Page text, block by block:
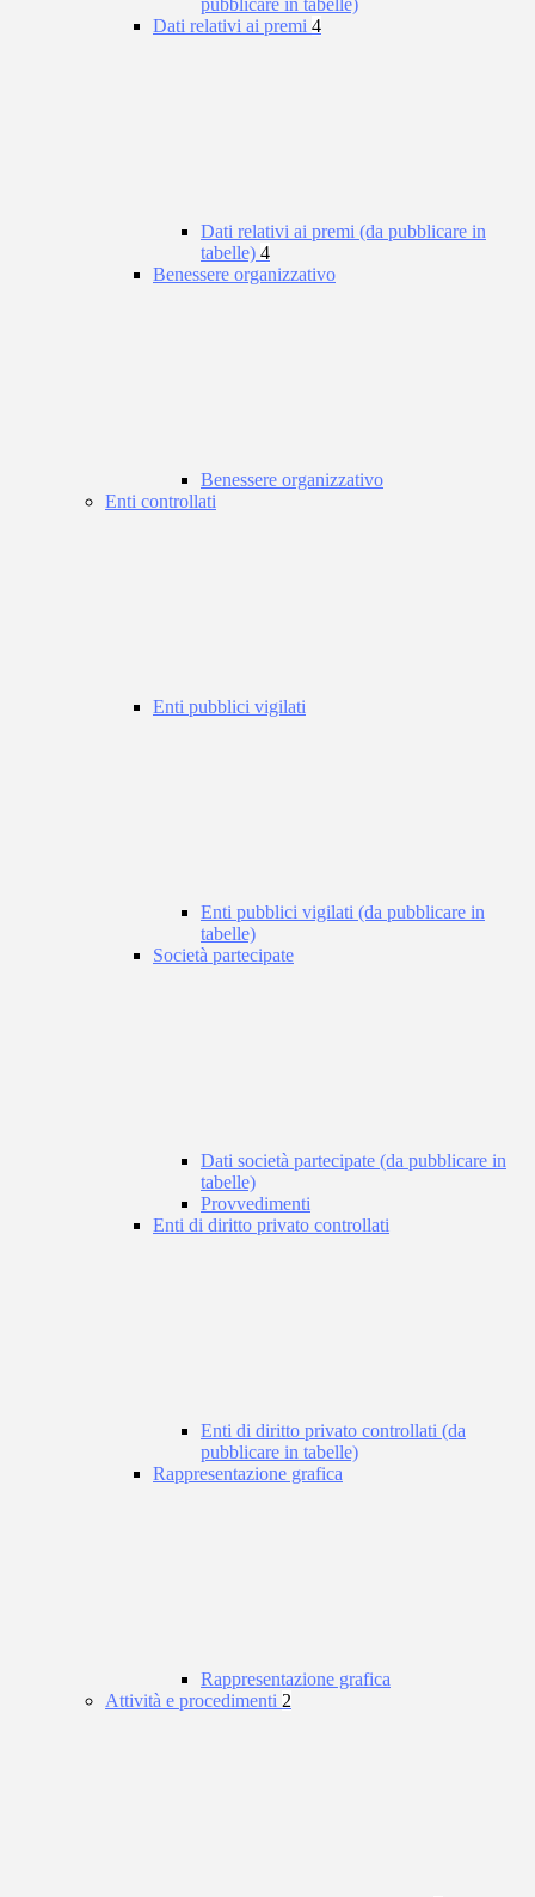
pubblicare in tabelle)
Dati relativi ai premi 4
Dati relativi ai premi (da pubblicare in
tabelle) 4
Benessere organizzativo
Benessere organizzativo
Enti controllati
Enti pubblici vigilati
Enti pubblici vigilati (da pubblicare in
tabelle)
Società partecipate
Dati società partecipate (da pubblicare in
tabelle)
Provvedimenti
Enti di diritto privato controllati
Enti di diritto privato controllati (da
pubblicare in tabelle)
Rappresentazione grafica
Rappresentazione grafica
Attività e procedimenti 2